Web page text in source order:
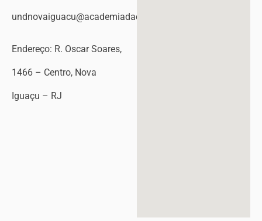
undnovaiguacu@academiadacomedia.com.br
Endereço: R. Oscar Soares,
1466 – Centro, Nova
Iguaçu – RJ